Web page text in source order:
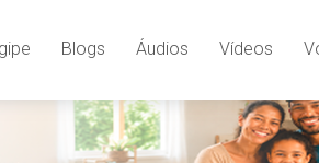
Blogs Áudios Vídeos